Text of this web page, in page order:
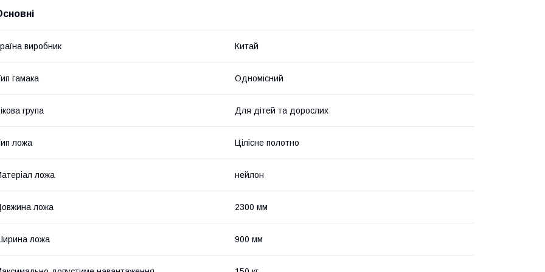
виробник Китай
гамака Одномісний
група Для дітей та дорослих
ложа Цілісне полотно
ложа нейлон
ложа 2300 мм
ложа 900 мм